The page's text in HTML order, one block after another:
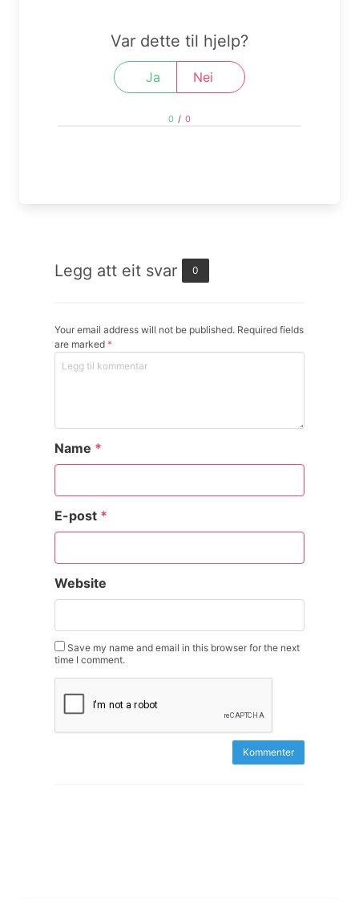
Var dette til hjelp?
Ja Nei
0 / 0
Legg att eit svar 0
Your email address will not be published. Required fields
are marked *
Name *
E-post *
Website
Save my name and email in this browser for the next
time I comment.